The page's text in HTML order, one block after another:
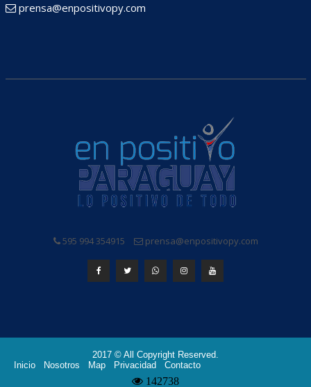
prensa@enpositivopy.com
595 994 354915 prensa@enpositivopy.com
2017 © All Copyright Reserved.
Inicio
Nosotros Map Privacidad Contacto